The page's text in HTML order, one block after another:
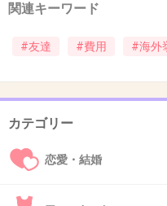
部屋＆ツアーで１７
だったら家族で１７
答えは出ていても、
しまった手前、断り
関連キーワード
#友達 #費用 #海外
カテゴリー
恋愛・結婚